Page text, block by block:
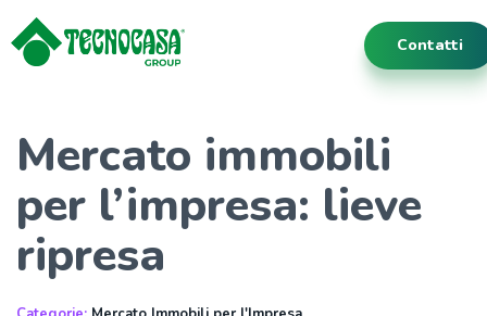
Contatti
Mercato immobili
per l’impresa: lieve
ripresa